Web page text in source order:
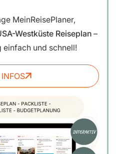
MeinReisePlaner,
Westküste Reiseplan –
einfach und schnell!